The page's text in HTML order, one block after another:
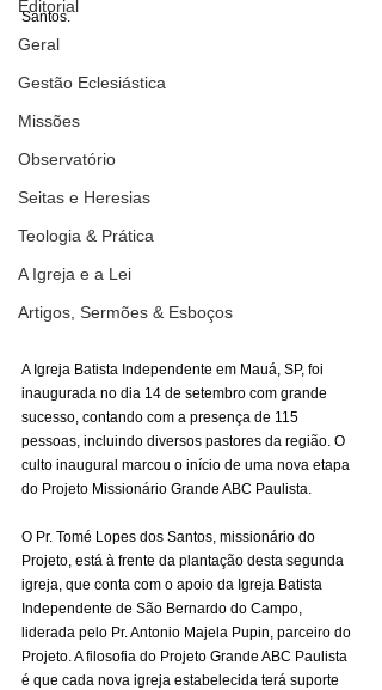
Editorial
Geral
Gestão Eclesiástica
Missões
Observatório
Seitas e Heresias
Teologia & Prática
A Igreja e a Lei
Artigos, Sermões & Esboços
Santos.
A Igreja Batista Independente em Mauá, SP, foi
inaugurada no dia 14 de setembro com grande
sucesso, contando com a presença de 115
pessoas, incluindo diversos pastores da região. O
culto inaugural marcou o início de uma nova etapa
do Projeto Missionário Grande ABC Paulista.
O Pr. Tomé Lopes dos Santos, missionário do
Projeto, está à frente da plantação desta segunda
igreja, que conta com o apoio da Igreja Batista
Independente de São Bernardo do Campo,
liderada pelo Pr. Antonio Majela Pupin, parceiro do
Projeto. A filosofia do Projeto Grande ABC Paulista
é que cada nova igreja estabelecida terá suporte